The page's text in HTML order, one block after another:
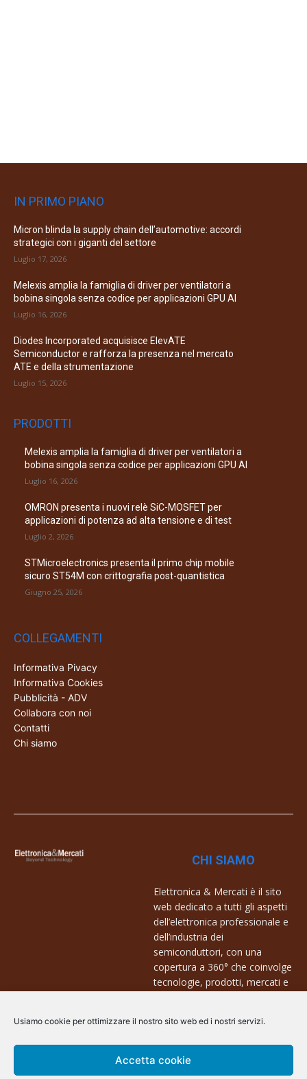
Usiamo cookie per ottimizzare il nostro sito web ed i nostri servizi.
Accetta cookie
IN PRIMO PIANO
Micron blinda la supply chain dell’automotive: accordi
strategici con i giganti del settore
Luglio 17, 2026
Melexis amplia la famiglia di driver per ventilatori a
bobina singola senza codice per applicazioni GPU AI
Luglio 16, 2026
Diodes Incorporated acquisisce ElevATE
Semiconductor e rafforza la presenza nel mercato
ATE e della strumentazione
Luglio 15, 2026
PRODOTTI
Melexis amplia la famiglia di driver per ventilatori a
bobina singola senza codice per applicazioni GPU AI
Luglio 16, 2026
OMRON presenta i nuovi relè SiC-MOSFET per
applicazioni di potenza ad alta tensione e di test
Luglio 2, 2026
STMicroelectronics presenta il primo chip mobile
sicuro ST54M con crittografia post-quantistica
Giugno 25, 2026
COLLEGAMENTI
Informativa Pivacy
Informativa Cookies
Pubblicità - ADV
Collabora con noi
Contatti
Chi siamo
CHI SIAMO
Elettronica & Mercati è il sito
web dedicato a tutti gli aspetti
dell’elettronica professionale e
dell’industria dei
semiconduttori, con una
copertura a 360° che coinvolge
tecnologie, prodotti, mercati e
Contatti:
info@arscommunication.it